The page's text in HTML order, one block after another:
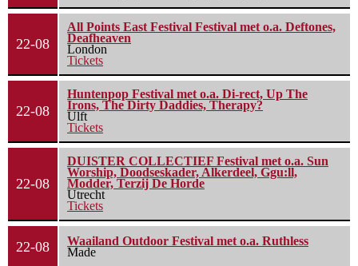
22-08
All Points East Festival Festival met o.a. Deftones,
Deafheaven
London
Tickets
22-08
Huntenpop Festival met o.a. Di-rect, Up The
Irons, The Dirty Daddies, Therapy?
Ulft
Tickets
22-08
DUISTER COLLECTIEF Festival met o.a. Sun
Worship, Doodseskader, Alkerdeel, Ggu:ll,
Modder, Terzij De Horde
Utrecht
Tickets
22-08
Waailand Outdoor Festival met o.a. Ruthless
Made